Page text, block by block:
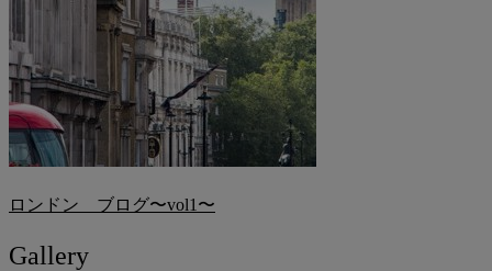
ロンドン ブログ〜vol1〜
Gallery